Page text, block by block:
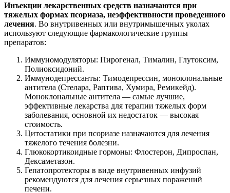
Инъекции лекарственных средств назначаются при
тяжелых формах псориаза, неэффективности проведенного
лечения. Во внутривенных или внутримышечных уколах
используют следующие фармакологические группы
препаратов:
Иммуномодуляторы: Пирогенал, Тималин, Глутоксим,
Полиоксидоний.
Иммунодепрессанты: Тимодепрессин, моноклональные
антитела (Стелара, Раптива, Хумира, Ремикейд).
Моноклональные антитела — самые лучшие,
эффективные лекарства для терапии тяжелых форм
заболевания, основной их недостаток — высокая
стоимость.
Цитостатики при псориазе назначаются для лечения
тяжелого течения болезни.
Глюкокортикоидные гормоны: Флостерон, Дипроспан,
Дексаметазон.
Гепатопротекторы в виде внутривенных инфузий
рекомендуются для лечения серьезных поражений
печени.